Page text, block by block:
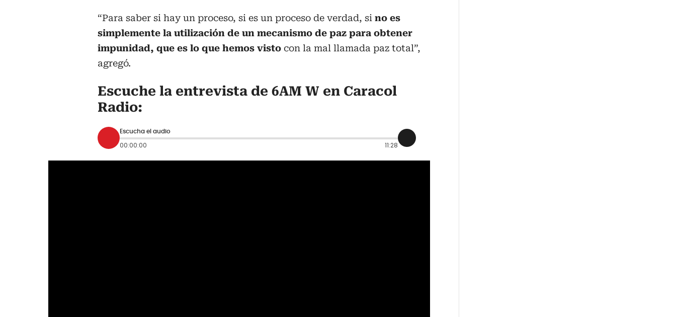
“Para saber si hay un proceso, si es un proceso de verdad, si no es
simplemente la utilización de un mecanismo de paz para obtener
impunidad, que es lo que hemos visto con la mal llamada paz total”,
agregó.
Escuche la entrevista de 6AM W en Caracol
Radio:
Escucha el audio
00:00:00 11:28